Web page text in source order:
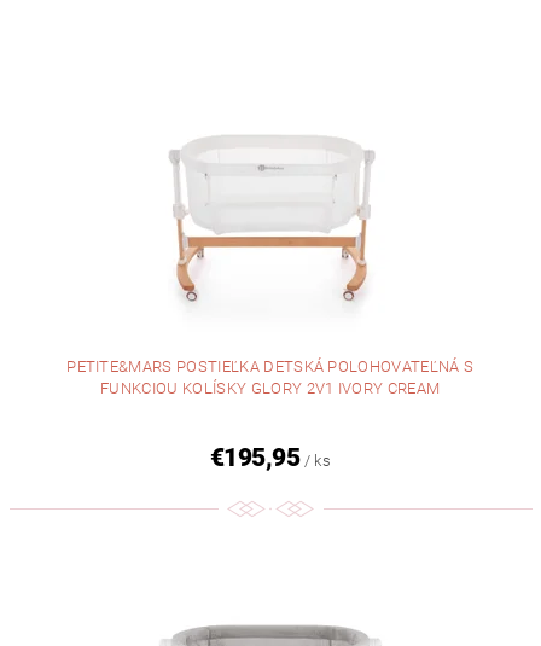
PETITE&MARS POSTIEĽKA DETSKÁ POLOHOVATEĽNÁ S
FUNKCIOU KOLÍSKY GLORY 2V1 IVORY CREAM
€195,95 / ks